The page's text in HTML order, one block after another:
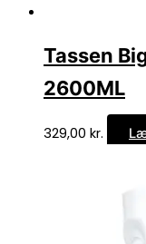
Tassen
2600ML
329,00 kr.